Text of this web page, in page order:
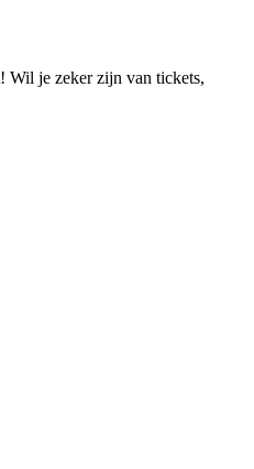
Wil je zeker zijn van tickets,